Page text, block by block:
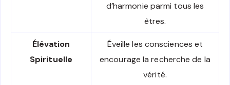
d’harmonie parmi tous les
êtres.
Élévation
Spirituelle
Éveille les consciences et
encourage la recherche de la
vérité.